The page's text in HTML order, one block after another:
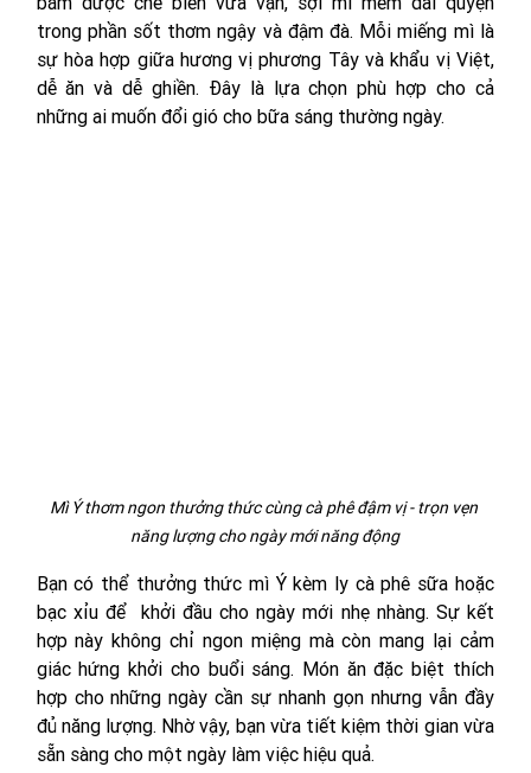
trong phần sốt thơm ngậy và đậm đà. Mỗi miếng mì là
sự hòa hợp giữa hương vị phương Tây và khẩu vị Việt,
dễ ăn và dễ ghiền. Đây là lựa chọn phù hợp cho cả
những ai muốn đổi gió cho bữa sáng thường ngày.
Mì Ý thơm ngon thưởng thức cùng cà phê đậm vị - trọn vẹn
năng lượng cho ngày mới năng động
Bạn có thể thưởng thức mì Ý kèm ly cà phê sữa hoặc
bạc xỉu để  khởi đầu cho ngày mới nhẹ nhàng. Sự kết
hợp này không chỉ ngon miệng mà còn mang lại cảm
giác hứng khởi cho buổi sáng. Món ăn đặc biệt thích
hợp cho những ngày cần sự nhanh gọn nhưng vẫn đầy
đủ năng lượng. Nhờ vậy, bạn vừa tiết kiệm thời gian vừa
sẵn sàng cho một ngày làm việc hiệu quả.